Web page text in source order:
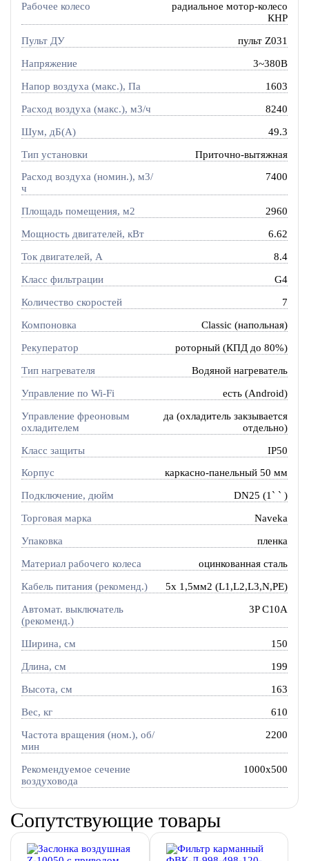
Рабочее колесо
радиальное мотор-колесо
КНР
Пульт ДУ пульт Z031
Напряжение 3~380В
Напор воздуха (макс.), Па 1603
Расход воздуха (макс.), м3/ч 8240
Шум, дБ(А) 49.3
Тип установки Приточно-вытяжная
Расход воздуха (номин.), м3/
ч
7400
Площадь помещения, м2 2960
Мощность двигателей, кВт 6.62
Ток двигателей, А 8.4
Класс фильтрации G4
Количество скоростей 7
Компоновка Classic (напольная)
Рекуператор роторный (КПД до 80%)
Тип нагревателя Водяной нагреватель
Управление по Wi-Fi есть (Android)
Управление фреоновым
охладителем
да (охладитель закзывается
отдельно)
Класс защиты IP50
Корпус каркасно-панельный 50 мм
Подключение, дюйм DN25 (1` ` )
Торговая марка Naveka
Упаковка пленка
Материал рабочего колеса оцинкованная сталь
Кабель питания (рекоменд.) 5х 1,5мм2 (L1,L2,L3,N,PE)
Автомат. выключатель
(рекоменд.)
3P C10A
Ширина, см 150
Длина, см 199
Высота, см 163
Вес, кг 610
Частота вращения (ном.), об/
мин
2200
Рекомендуемое сечение
воздуховода
1000x500
Сопутствующие товары